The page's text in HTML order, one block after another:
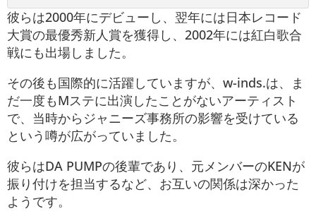
彼らは2000年にデビューし、翌年には日本レコード
大賞の最優秀新人賞を獲得し、2002年には紅白歌合
戦にも出場しました。
その後も国際的に活躍していますが、w-inds.は、ま
だ一度もMステに出演したことがないアーティスト
で、当時からジャニーズ事務所の影響を受けている
という噂が広がっていました。
彼らはDA PUMPの後輩であり、元メンバーのKENが
振り付けを担当するなど、お互いの関係は深かった
ようです。